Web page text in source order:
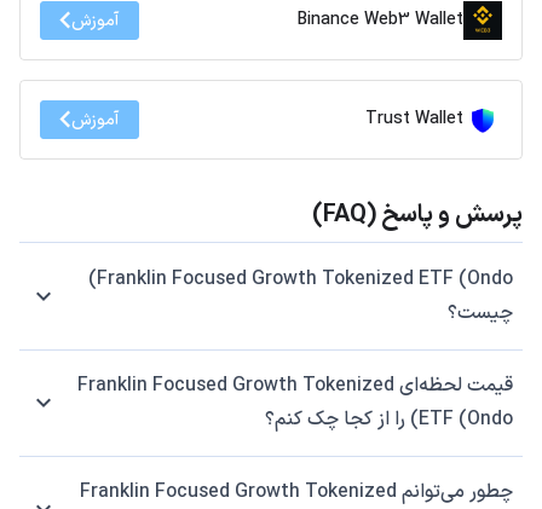
Binance Web3 Wallet آموزش
Trust Wallet آموزش
پرسش و پاسخ (FAQ)
Franklin Focused Growth Tokenized ETF (Ondo)
چیست؟
قیمت لحظه‌ای Franklin Focused Growth Tokenized
ETF (Ondo) را از کجا چک کنم؟
چطور می‌توانم Franklin Focused Growth Tokenized